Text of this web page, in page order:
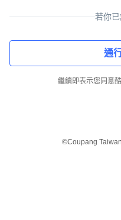
若你
通
繼續即表示您同意
©Coupang